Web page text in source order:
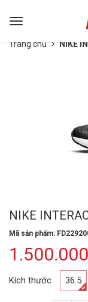
Toggle
Trang chủ NIKE
NIKE
Mã sản phẩm:
Kích thước 36.5